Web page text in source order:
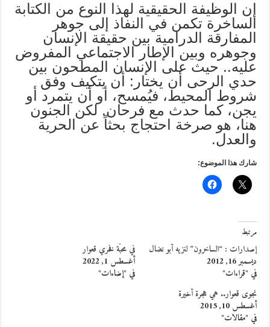
إن الوظيفة الحقيقية لهذا النوع من الكتابة
الساخرة تكمن في النفاذ إلى جوهر
المفارقة الدرامية بين حقيقة الإنسان
وجوهره وبين الإطار الاجتماعي المفروض
عليه.. حيث على الإنسان المطحون بين
حدي الرحى أن يختار: أن يتكيف وفق
شروط المحيط، فيُمسح، أو أن يتمرد أو
يجن، كما حدث مع فرحان. لكن الجنون
هنا، هو صرخة احتجاج بحثاً عن الحرية
والعدل.
شارك هذا الموضوع:
مرتبط
إصدارات : “الساخرون” لنزيه أبو نضال
ديسمبر 16, 2012
في "قراءات"
في محبّة فخري قعوار
أغسطس 1, 2022
في "إضاءات"
نجوى قعوار.. هي هجرة أخيرة
أغسطس 10, 2015
في "مقالات"